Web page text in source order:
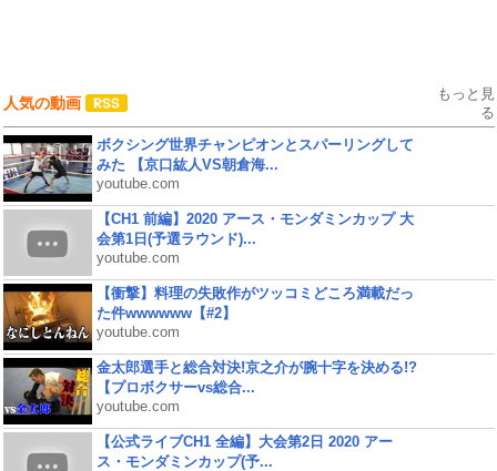
人気の動画
もっと見
る
ボクシング世界チャンピオンとスパーリングして
みた 【京口紘人VS朝倉海...
youtube.com
【CH1 前編】2020 アース・モンダミンカップ 大
会第1日(予選ラウンド)...
youtube.com
【衝撃】料理の失敗作がツッコミどころ満載だっ
た件wwwwww【#2】
youtube.com
金太郎選手と総合対決!京之介が腕十字を決める!?
【プロボクサーvs総合...
youtube.com
【公式ライブCH1 全編】大会第2日 2020 アー
ス・モンダミンカップ(予...